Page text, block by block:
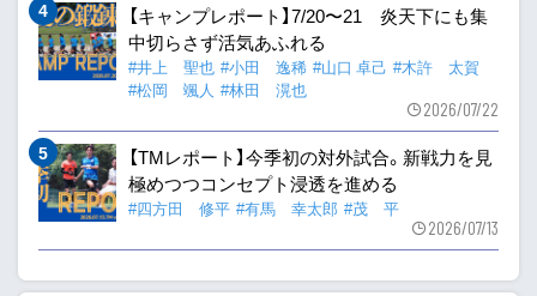
【キャンプレポート】7/20〜21 炎天下にも集
中切らさず活気あふれる
#井上 聖也 #小田 逸稀 #山口 卓己 #木許 太賀
#松岡 颯人 #林田 滉也
2026/07/22
【TMレポート】今季初の対外試合。新戦力を見
極めつつコンセプト浸透を進める
#四方田 修平 #有馬 幸太郎 #茂 平
2026/07/13